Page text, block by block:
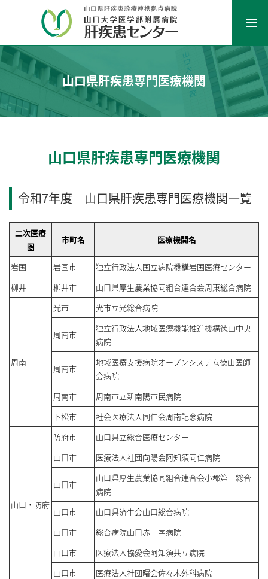
山口県肝疾患専門医療機関
山口県肝疾患専門医療機関
令和7年度 山口県肝疾患専門医療機関一覧
二次医療
圏
市町名 医療機関名
岩国 岩国市
独立行政法人国立病院機構岩国医療センター
柳井
柳井市 山口県厚生農業協同組合連合会周東総合病院
周南
光市 光市立光総合病院
周南市
独立行政法人地域医療機能推進機構徳山中央
病院
周南市
地域医療支援病院オープンシステム徳山医師
会病院
周南市
周南市立新南陽市民病院
下松市
社会医療法人同仁会周南記念病院
山口・防府
防府市
山口県立総合医療センター
山口市
医療法人社団向陽会阿知須同仁病院
山口市
山口県厚生農業協同組合連合会小郡第一総合
病院
山口市
山口県済生会山口総合病院
山口市
総合病院山口赤十字病院
山口市
医療法人協愛会阿知須共立病院
山口市
医療法人社団曙会佐々木外科病院